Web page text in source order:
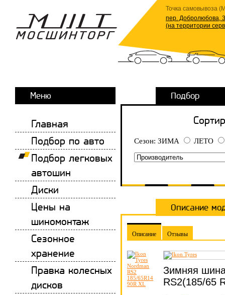
Точка самовывоза
пер. Добролюбова,
(на территории
Меню
Главная
Подбор по авто
Подбор легковых
автошин
Диски
Цены на
шиномонтаж
Сезонное
хранение
Правка колесных
дисков
Подбор
Сезон: ЗИМА ЛЕТО
Описание
Описание Отзывы
Зимняя
RS2(185/65